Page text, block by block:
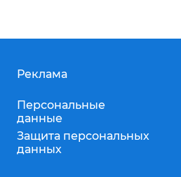
Реклама
Персональные
данные
Защита персональных
данных